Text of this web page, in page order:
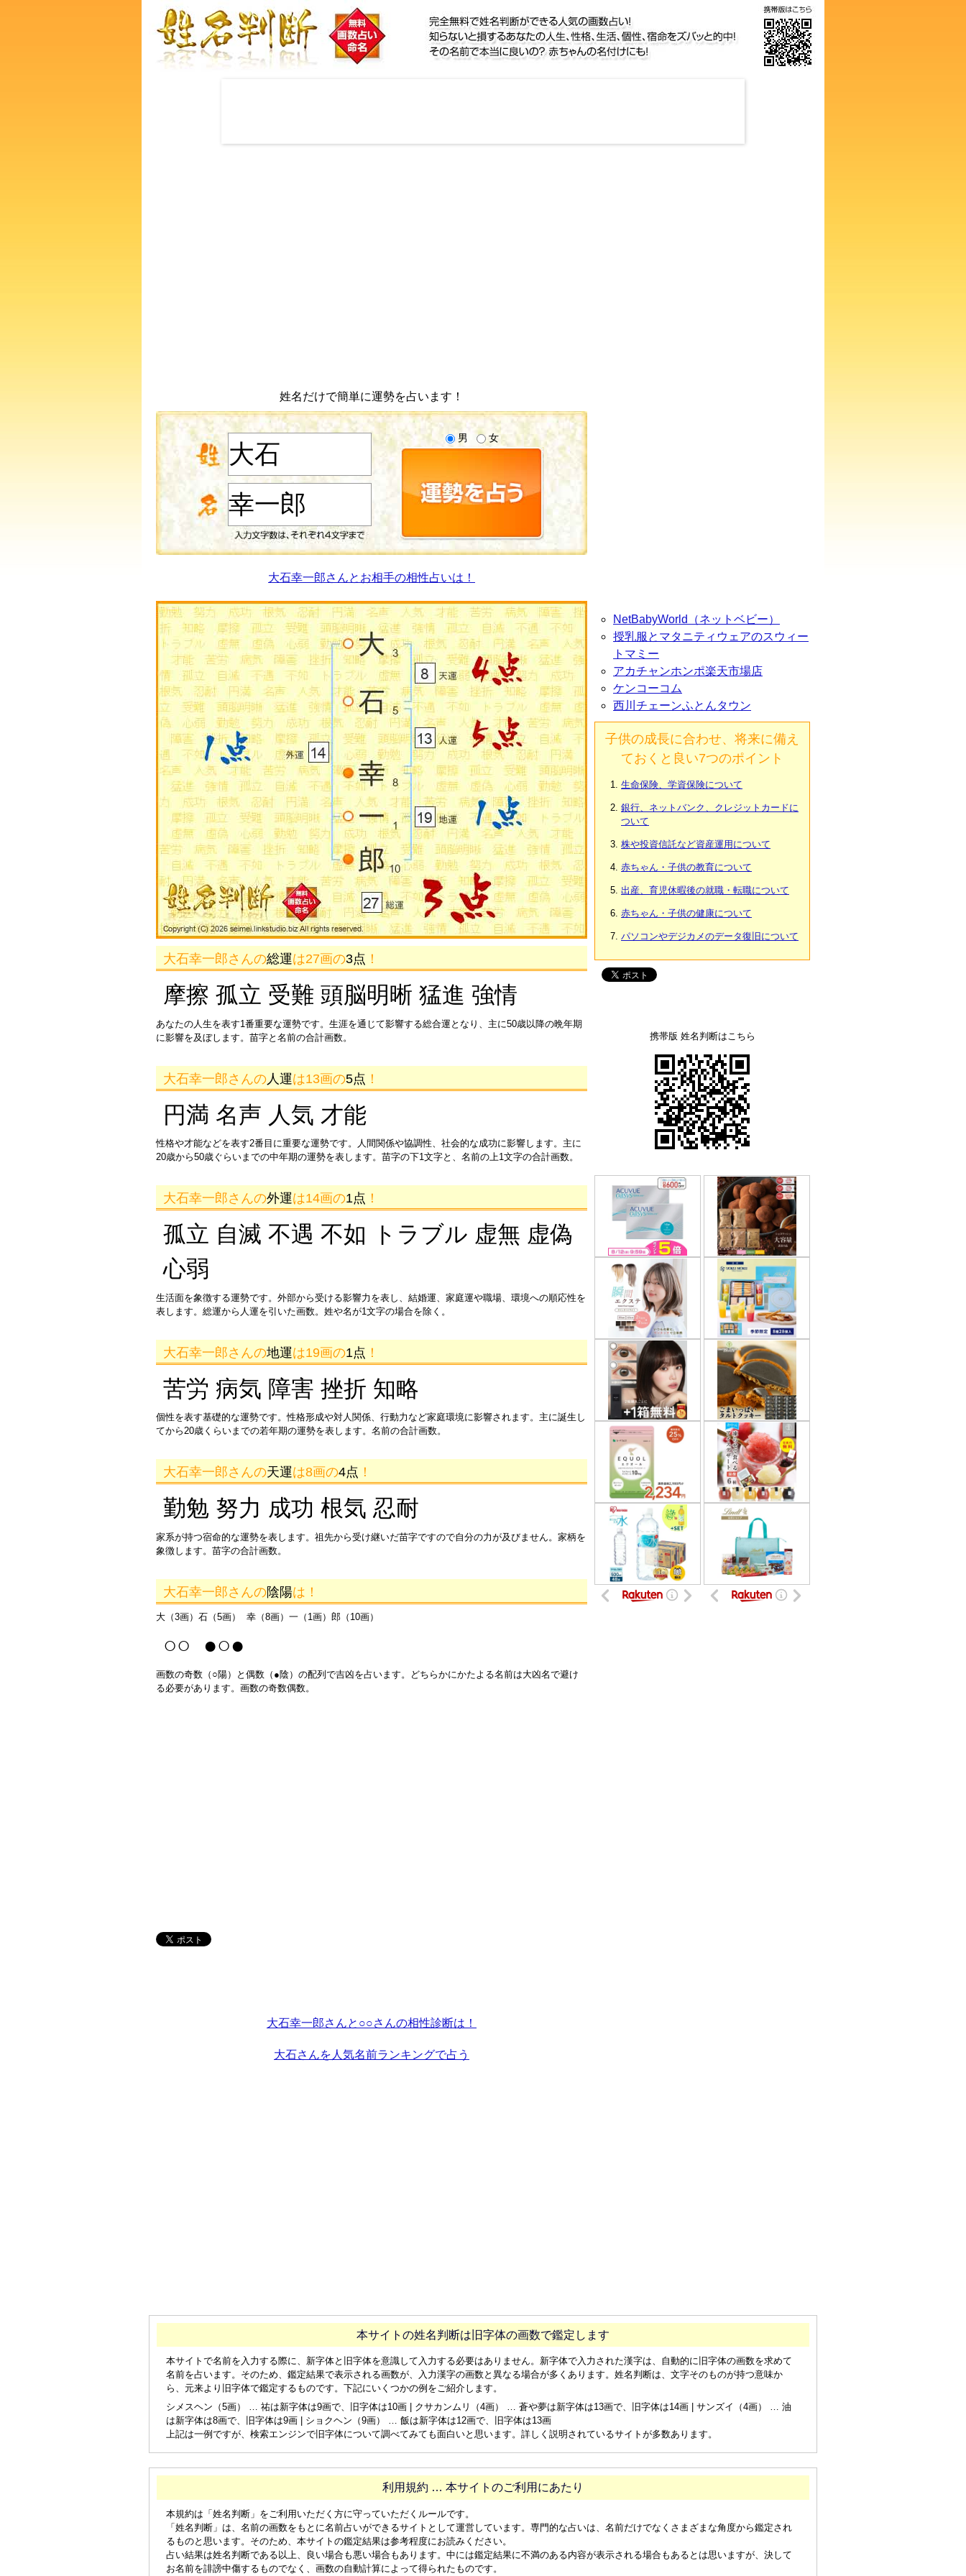
姓名だけで簡単に運勢を占います！
男 女
大石幸一郎さんとお相手の相性占いは！
大石幸一郎さんの総運は27画の3点 ！
摩擦 孤立 受難 頭脳明晰 猛進 強情
あなたの人生を表す1番重要な運勢です。生涯を通じて影響する総合運となり、主に50歳以降の晩年期
に影響を及ぼします。苗字と名前の合計画数。
大石幸一郎さんの 人運は13画の5点 ！
円満 名声 人気 才能
性格や才能などを表す2番目に重要な運勢です。人間関係や協調性、社会的な成功に影響します。主に
20歳から50歳ぐらいまでの中年期の運勢を表します。苗字の下1文字と、名前の上1文字の合計画数。
大石幸一郎さんの外運は14画の1点 ！
孤立 自滅 不遇 不如 トラブル 虚無 虚偽
心弱
生活面を象徴する運勢です。外部から受ける影響力を表し、結婚運、家庭運や職場、環境への順応性を
表します。総運から人運を引いた画数。姓や名が1文字の場合を除く。
大石幸一郎さんの地運は19画の1点 ！
苦労 病気 障害 挫折 知略
個性を表す基礎的な運勢です。性格形成や対人関係、行動力など家庭環境に影響されます。主に誕生し
てから20歳くらいまでの若年期の運勢を表します。名前の合計画数。
大石幸一郎さんの天運は8画の4点 ！
勤勉 努力 成功 根気 忍耐
家系が持つ宿命的な運勢を表します。祖先から受け継いだ苗字ですので自分の力が及びません。家柄を
象徴します。苗字の合計画数。
大石幸一郎さんの陰陽は！
大（3画）石（5画） 幸（8画）一（1画）郎（10画）
○○ ●○●
画数の奇数（○陽）と偶数（●陰）の配列で吉凶を占います。どちらかにかたよる名前は大凶名で避け
る必要があります。画数の奇数偶数。
大石幸一郎さんと○○さんの相性診断は！
大石さんを人気名前ランキングで占う
NetBabyWorld（ネットベビー）
授乳服とマタニティウェアのスウィー
トマミー
アカチャンホンポ楽天市場店
ケンコーコム
西川チェーンふとんタウン
子供の成長に合わせ、将来に備え
ておくと良い7つのポイント
生命保険、学資保険について
銀行、ネットバンク、クレジットカードに
ついて
株や投資信託など資産運用について
赤ちゃん・子供の教育について
出産、育児休暇後の就職・転職について
赤ちゃん・子供の健康について
パソコンやデジカメのデータ復旧について
携帯版 姓名判断はこちら
本サイトの姓名判断は旧字体の画数で鑑定します
本サイトで名前を入力する際に、新字体と旧字体を意識して入力する必要はありません。新字体で入力された漢字は、自動的に旧字体の画数を求めて
名前を占います。そのため、鑑定結果で表示される画数が、入力漢字の画数と異なる場合が多くあります。姓名判断は、文字そのものが持つ意味か
ら、元来より旧字体で鑑定するものです。下記にいくつかの例をご紹介します。
シメスヘン（5画） … 祐は新字体は9画で、旧字体は10画 | クサカンムリ（4画） … 蒼や夢は新字体は13画で、旧字体は14画 | サンズイ（4画） … 油
は新字体は8画で、旧字体は9画 | ショクヘン（9画） … 飯は新字体は12画で、旧字体は13画
上記は一例ですが、検索エンジンで旧字体について調べてみても面白いと思います。詳しく説明されているサイトが多数あります。
利用規約 … 本サイトのご利用にあたり
本規約は「姓名判断」をご利用いただく方に守っていただくルールです。
「姓名判断」は、名前の画数をもとに名前占いができるサイトとして運営しています。専門的な占いは、名前だけでなくさまざまな角度から鑑定され
るものと思います。そのため、本サイトの鑑定結果は参考程度にお読みください。
占い結果は姓名判断である以上、良い場合も悪い場合もあります。中には鑑定結果に不満のある内容が表示される場合もあるとは思いますが、決して
お名前を誹謗中傷するものでなく、画数の自動計算によって得られたものです。